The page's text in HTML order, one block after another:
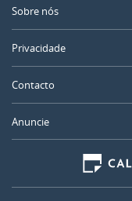
Sobre nós
Privacidade
Contacto
Anuncie